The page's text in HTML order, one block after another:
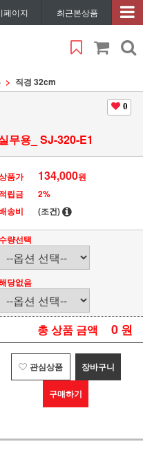
페이지 최근본상품
직경 32cm
0
무용_ SJ-320-E1
품가 134,000원
적립금
2%
송비
(조건)
수량선택
당없음
총 상품 금액 0 원
관심상품 장바구니
구매하기